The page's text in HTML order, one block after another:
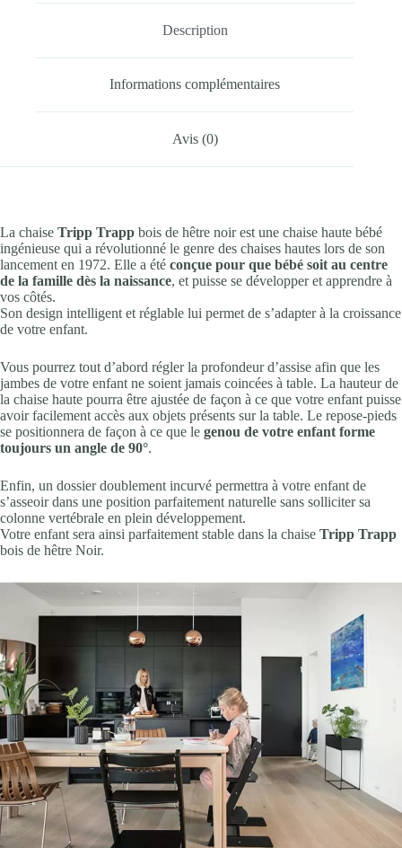
Description
Informations complémentaires
Avis (0)
La chaise Tripp Trapp bois de hêtre noir est une chaise haute bébé
ingénieuse qui a révolutionné le genre des chaises hautes lors de son
lancement en 1972. Elle a été conçue pour que bébé soit au centre
de la famille dès la naissance, et puisse se développer et apprendre à
vos côtés.
Son design intelligent et réglable lui permet de s’adapter à la croissance
de votre enfant.
Vous pourrez tout d’abord régler la profondeur d’assise afin que les
jambes de votre enfant ne soient jamais coincées à table. La hauteur de
la chaise haute pourra être ajustée de façon à ce que votre enfant puisse
avoir facilement accès aux objets présents sur la table. Le repose-pieds
se positionnera de façon à ce que le genou de votre enfant forme
toujours un angle de 90°.
Enfin, un dossier doublement incurvé permettra à votre enfant de
s’asseoir dans une position parfaitement naturelle sans solliciter sa
colonne vertébrale en plein développement.
Votre enfant sera ainsi parfaitement stable dans la chaise Tripp Trapp
bois de hêtre Noir.